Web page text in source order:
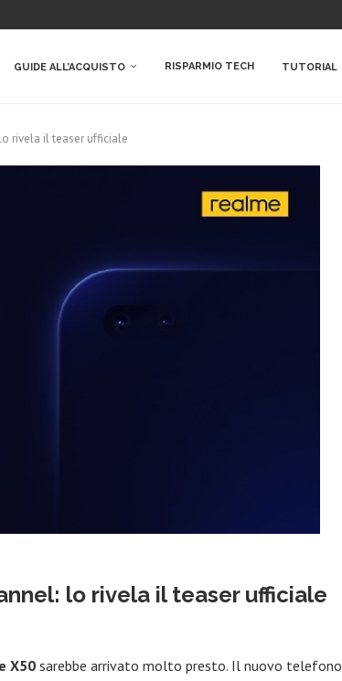
GUIDE ALL’ACQUISTO RISPARMIO TECH TUTORIAL
rivela il teaser ufficiale
lo rivela il teaser ufficiale
X50sarebbe arrivato molto presto. Il nuovo telefono